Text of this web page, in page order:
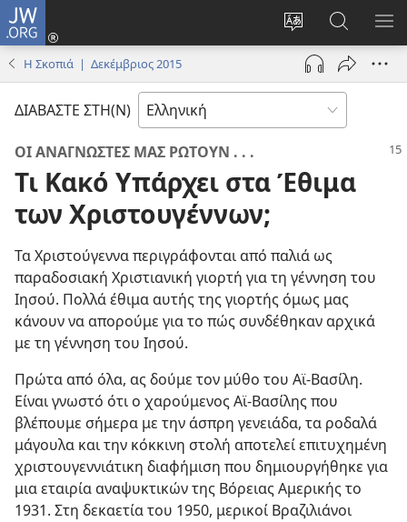
JW.ORG
Αλλαγή
γλώσσας
ιστότοπου
Σύνδεση
(ανοίγει
παράθυρο)
στο
JW.ORG
Η Σκοπιά | Δεκέμβριος 2015
ΔΙΑΒΑΣΤΕ ΣΤΗ(Ν)
ΟΙ ΑΝΑΓΝΩΣΤΕΣ ΜΑΣ ΡΩΤΟΥΝ . . .
Τι Κακό Υπάρχει στα Έθιμα
των Χριστουγέννων;
Τα Χριστούγεννα περιγράφονται από παλιά ως
παραδοσιακή Χριστιανική γιορτή για τη γέννηση του
Ιησού. Πολλά έθιμα αυτής της γιορτής όμως μας
κάνουν να απορούμε για το πώς συνδέθηκαν αρχικά
με τη γέννηση του Ιησού.
Πρώτα από όλα, ας δούμε τον μύθο του Αϊ-Βασίλη.
Είναι γνωστό ότι ο χαρούμενος Αϊ-Βασίλης που
βλέπουμε σήμερα με την άσπρη γενειάδα, τα ροδαλά
μάγουλα και την κόκκινη στολή αποτελεί επιτυχημένη
χριστουγεννιάτικη διαφήμιση που δημιουργήθηκε για
μια εταιρία αναψυκτικών της Βόρειας Αμερικής το
1931. Στη δεκαετία του 1950, μερικοί Βραζιλιάνοι